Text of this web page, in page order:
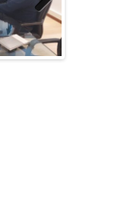
Next